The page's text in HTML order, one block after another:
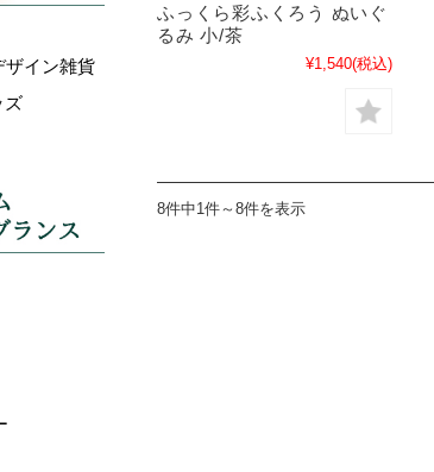
ふっくら彩ふくろう ぬいぐ
るみ 小/茶
¥1,540(税込)
8件中1件～8件を表示
ザイン雑貨
ズ